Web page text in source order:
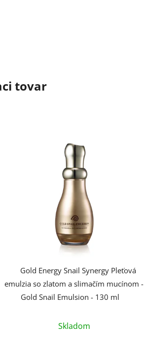
tovar
Gold Energy Snail Synergy Pleťová
emulzia so zlatom a slimačím mucínom -
Gold Snail Emulsion - 130 ml
Skladom